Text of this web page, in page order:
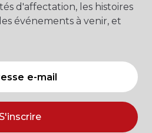
d'affectation, les histoires
événements à venir, et